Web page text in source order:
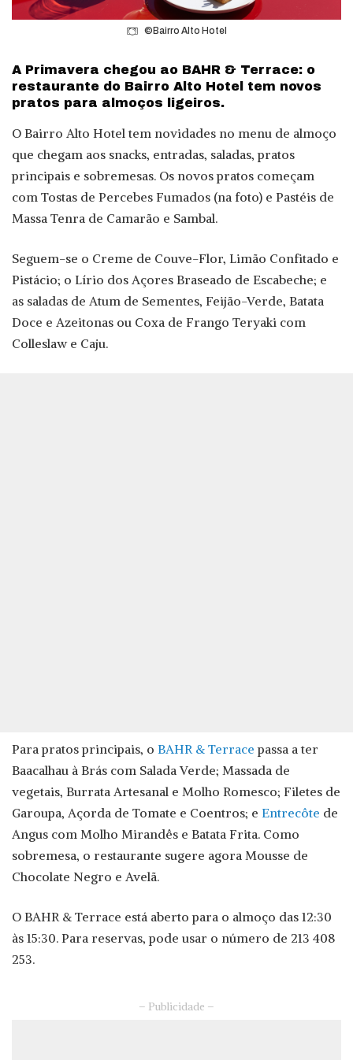
©Bairro Alto Hotel
A Primavera chegou ao BAHR & Terrace: o
restaurante do Bairro Alto Hotel tem novos
pratos para almoços ligeiros.
O Bairro Alto Hotel tem novidades no menu de almoço
que chegam aos snacks, entradas, saladas, pratos
principais e sobremesas. Os novos pratos começam
com Tostas de Percebes Fumados (na foto) e Pastéis de
Massa Tenra de Camarão e Sambal.
Seguem-se o Creme de Couve-Flor, Limão Confitado e
Pistácio; o Lírio dos Açores Braseado de Escabeche; e
as saladas de Atum de Sementes, Feijão-Verde, Batata
Doce e Azeitonas ou Coxa de Frango Teryaki com
Colleslaw e Caju.
Para pratos principais, o BAHR & Terrace passa a ter
Baacalhau à Brás com Salada Verde; Massada de
vegetais, Burrata Artesanal e Molho Romesco; Filetes de
Garoupa, Açorda de Tomate e Coentros; e Entrecôte de
Angus com Molho Mirandês e Batata Frita. Como
sobremesa, o restaurante sugere agora Mousse de
Chocolate Negro e Avelã.
O BAHR & Terrace está aberto para o almoço das 12:30
às 15:30. Para reservas, pode usar o número de 213 408
253.
– Publicidade –